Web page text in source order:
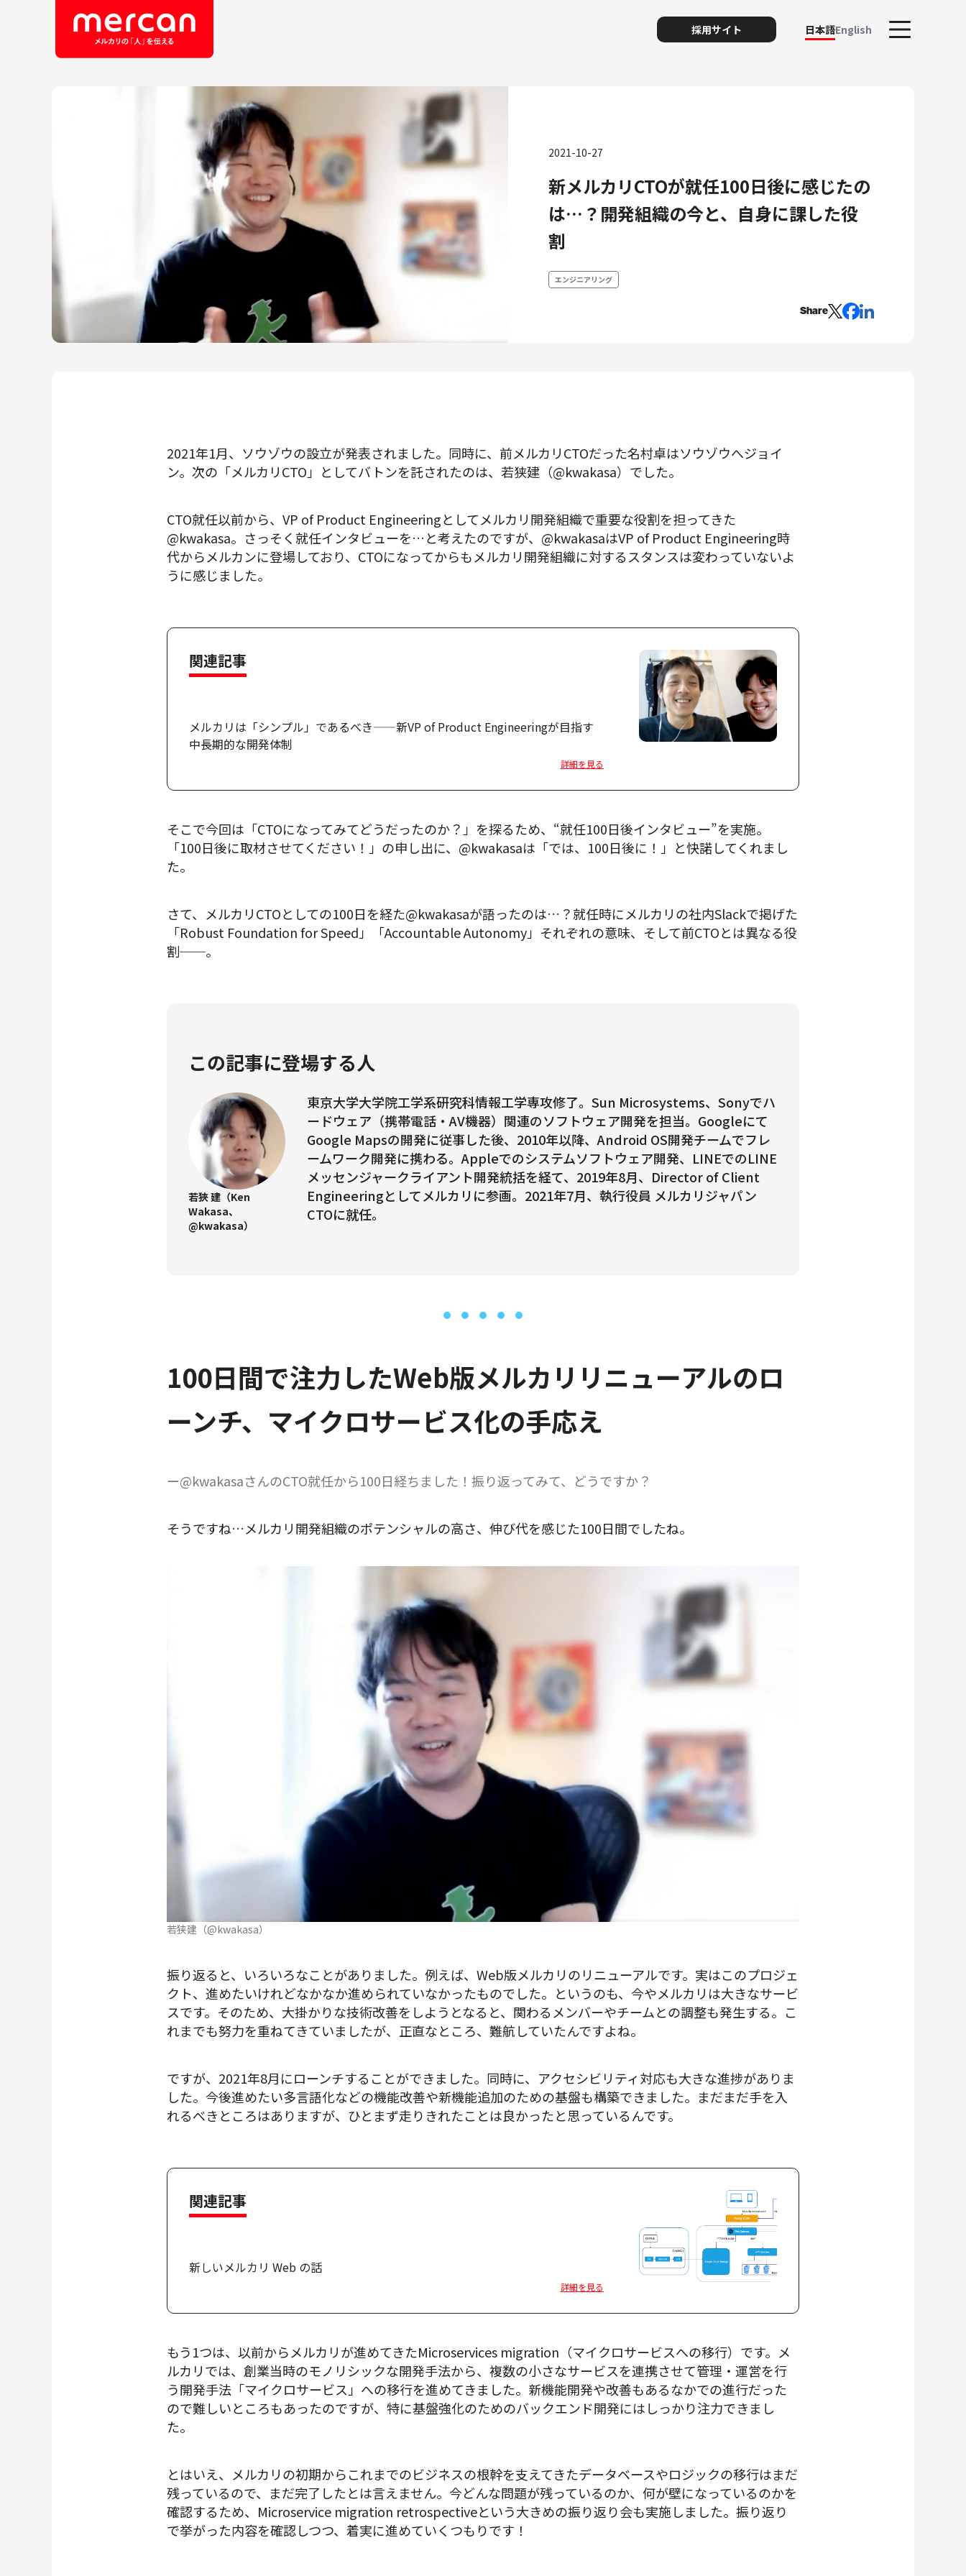
採用サイト 日本語English
カテゴリーから探す会社・事業
鹿島アントラーズ
Ads
メルカリ
メルカリShops
メルカリR4Dラボ
職種
エンジニアリング
エンジニアリング
コーポレートエンジニアリング
セキュリティエンジニアリング
プロダクト・ビジネス
経営・事業企画
事業開発
カスタマーサービス
コーポレート
法務
2021-10-27
新メルカリCTOが就任100日後に感じたの
は…？開発組織の今と、自身に課した役
割
エンジニアリング
Share
2021年1月、ソウゾウの設立が発表されました。同時に、前メルカリCTOだった名村卓はソウゾウへジョイ
ン。次の「メルカリCTO」としてバトンを託されたのは、若狭建（@kwakasa）でした。
CTO就任以前から、VP of Product Engineeringとしてメルカリ開発組織で重要な役割を担ってきた
@kwakasa。さっそく就任インタビューを…と考えたのですが、@kwakasaはVP of Product Engineering時
代からメルカンに登場しており、CTOになってからもメルカリ開発組織に対するスタンスは変わっていないよ
うに感じました。
関連記事
メルカリは「シンプル」であるべき——新VP of Product Engineeringが目指す
中長期的な開発体制
詳細を見る
そこで今回は「CTOになってみてどうだったのか？」を探るため、“就任100日後インタビュー”を実施。
「100日後に取材させてください！」の申し出に、@kwakasaは「では、100日後に！」と快諾してくれまし
た。
さて、メルカリCTOとしての100日を経た@kwakasaが語ったのは…？就任時にメルカリの社内Slackで掲げた
「Robust Foundation for Speed」「Accountable Autonomy」それぞれの意味、そして前CTOとは異なる役
割──。
この記事に登場する人
若狹 建（Ken
Wakasa、
@kwakasa）
東京大学大学院工学系研究科情報工学専攻修了。Sun Microsystems、Sonyでハ
ードウェア（携帯電話・AV機器）関連のソフトウェア開発を担当。Googleにて
Google Mapsの開発に従事した後、2010年以降、Android OS開発チームでフレ
ームワーク開発に携わる。Appleでのシステムソフトウェア開発、LINEでのLINE
メッセンジャークライアント開発統括を経て、2019年8月、Director of Client
Engineeringとしてメルカリに参画。2021年7月、執行役員 メルカリジャパン
CTOに就任。
100日間で注力したWeb版メルカリリニューアルのロ
ーンチ、マイクロサービス化の手応え
ー@kwakasaさんのCTO就任から100日経ちました！振り返ってみて、どうですか？
そうですね…メルカリ開発組織のポテンシャルの高さ、伸び代を感じた100日間でしたね。
若狭建（@kwakasa）
振り返ると、いろいろなことがありました。例えば、Web版メルカリのリニューアルです。実はこのプロジェ
クト、進めたいけれどなかなか進められていなかったものでした。というのも、今やメルカリは大きなサービ
スです。そのため、大掛かりな技術改善をしようとなると、関わるメンバーやチームとの調整も発生する。こ
れまでも努力を重ねてきていましたが、正直なところ、難航していたんですよね。
ですが、2021年8月にローンチすることができました。同時に、アクセシビリティ対応も大きな進捗がありま
した。今後進めたい多言語化などの機能改善や新機能追加のための基盤も構築できました。まだまだ手を入
れるべきところはありますが、ひとまず走りきれたことは良かったと思っているんです。
関連記事
新しいメルカリ Web の話
詳細を見る
もう1つは、以前からメルカリが進めてきたMicroservices migration（マイクロサービスへの移行）です。メ
ルカリでは、創業当時のモノリシックな開発手法から、複数の小さなサービスを連携させて管理・運営を行
う開発手法「マイクロサービス」への移行を進めてきました。新機能開発や改善もあるなかでの進行だった
ので難しいところもあったのですが、特に基盤強化のためのバックエンド開発にはしっかり注力できまし
た。
とはいえ、メルカリの初期からこれまでのビジネスの根幹を支えてきたデータベースやロジックの移行はまだ
残っているので、まだ完了したとは言えません。今どんな問題が残っているのか、何が壁になっているのかを
確認するため、Microservice migration retrospectiveという大きめの振り返り会も実施しました。振り返り
で挙がった内容を確認しつつ、着実に進めていくつもりです！